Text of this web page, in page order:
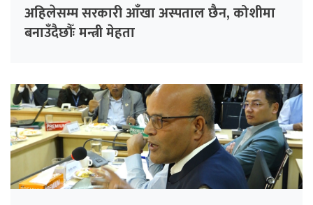
अहिलेसम्म सरकारी आँखा अस्पताल छैन, कोशीमा
बनाउँदैछौँः मन्त्री मेहता